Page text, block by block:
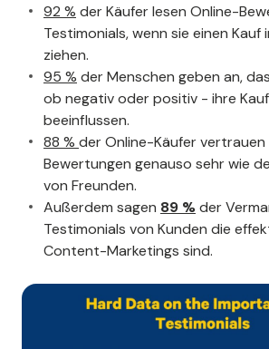
92 % der Käufer lesen Online-
Testimonials, wenn sie einen Kauf
ziehen.
95 % der Menschen geben an,
ob negativ oder positiv - ihre
beeinflussen.
88 % der Online-Käufer vertrauen
Bewertungen genauso sehr wie
von Freunden.
Außerdem sagen 89 %der
Testimonials von Kunden die
Content-Marketings sind.